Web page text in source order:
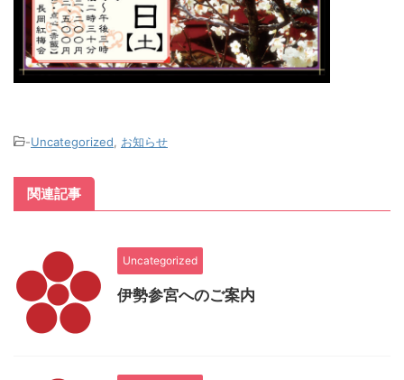
-Uncategorized, お知らせ
関連記事
Uncategorized
伊勢参宮へのご案内